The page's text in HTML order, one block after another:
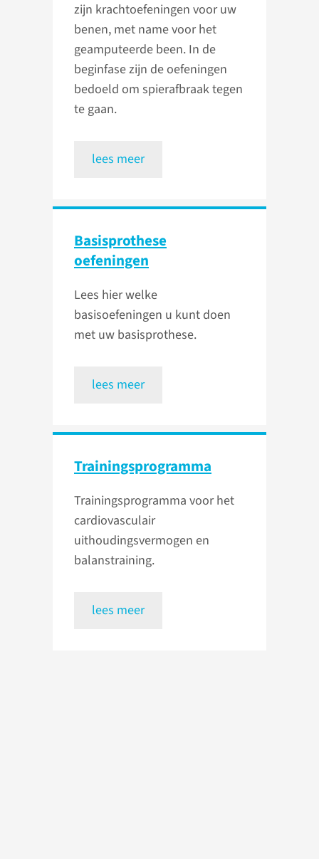
zijn krachtoefeningen voor uw
benen, met name voor het
geamputeerde been. In de
beginfase zijn de oefeningen
bedoeld om spierafbraak tegen
te gaan.
lees meer
Basisprothese
oefeningen
Lees hier welke
basisoefeningen u kunt doen
met uw basisprothese.
lees meer
Trainings­programma
Trainingsprogramma voor het
cardiovasculair
uithoudingsvermogen en
balanstraining.
lees meer